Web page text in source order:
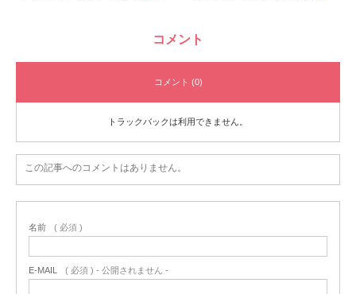
コメント
コメント (0)
トラックバックは利用できません。
この記事へのコメントはありません。
名前 ( 必須 )
E-MAIL ( 必須 ) - 公開されません -